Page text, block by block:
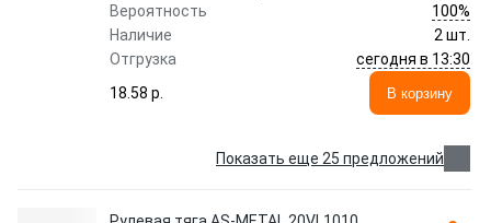
Вероятность
100%
Наличие
2 шт.
Отгрузка
сегодня в 13:30
18.58 p.
В корзину
Показать еще 25 предложений